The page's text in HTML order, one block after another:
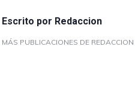
Escrito por Redaccion
MÁS PUBLICACIONES DE REDACCION